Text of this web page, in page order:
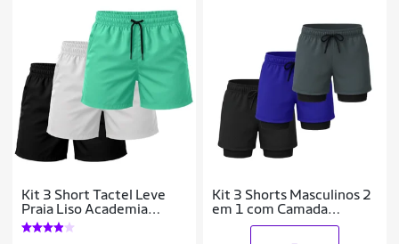
Kit 3 Short Tactel Leve
Praia Liso Academia
Bermuda Masculina
Kit 3 Shorts Masculinos 2
em 1 com Camada
Térmica e Tecido de Alta